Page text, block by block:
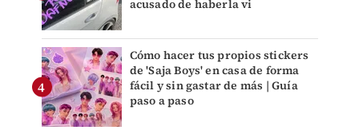
acusado de haberla vi
Cómo hacer tus propios stickers
de 'Saja Boys' en casa de forma
fácil y sin gastar de más | Guía
paso a paso